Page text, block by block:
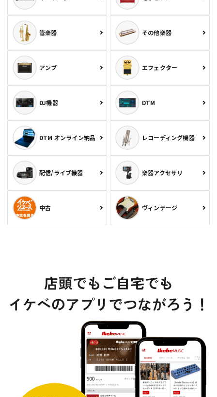
管楽器 その他楽器
アンプ エフェクター
DJ機器 DTM
DTM オンライン納品 レコーディング機器
配信/ライブ機器 楽器アクセサリ
中古 ヴィンテージ